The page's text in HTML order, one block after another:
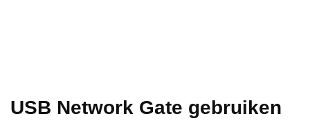
USB Network Gate gebruiken